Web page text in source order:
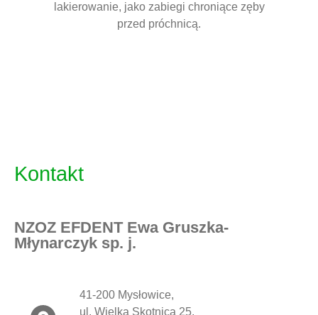
lakierowanie, jako zabiegi chroniące zęby
przed próchnicą.
Kontakt
NZOZ EFDENT Ewa Gruszka-
Młynarczyk sp. j.
41-200 Mysłowice,
ul. Wielka Skotnica 25,